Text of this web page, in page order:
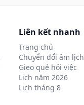
Liên kết nhanh
Trang chủ
Chuyển đổi âm lịch
Gieo quẻ hỏi việc
Lịch năm 2026
Lịch tháng 8